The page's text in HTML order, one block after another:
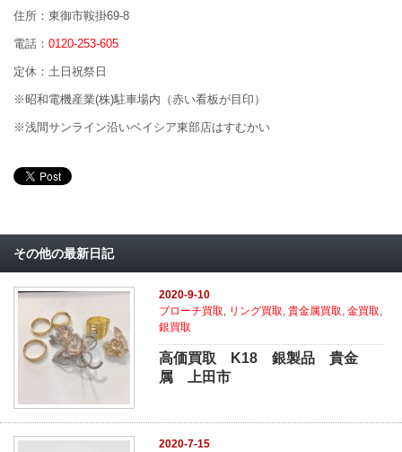
住所：東御市鞍掛69-8
電話： 0120-253-605
定休：土日祝祭日
※昭和電機産業(株)駐車場内（赤い看板が目印）
※浅間サンライン沿いベイシア東部店はすむかい
その他の最新日記
2020-9-10
ブローチ買取, リング買取,貴金属買取,金買取,
銀買取
高価買取 K18 銀製品 貴金
属 上田市
2020-7-15